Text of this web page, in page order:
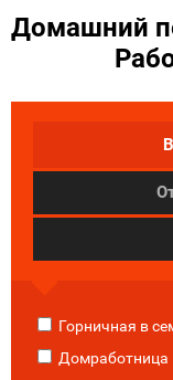
Домашний
Горничная в
Домработница